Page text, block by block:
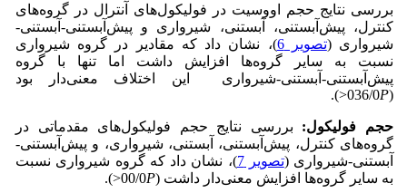
بررسی نتایج حجم اووسیت در فولیکول‌های آنترال در گروه‌های
کنترل، پیش‌آبستنی، آبستنی، شیرواری و پیش‌آبستنی-آبستنی-
شیرواری (تصویر 6 )، نشان داد که مقادیر در گروه شیرواری
نسبت به سایر گروه‌ها افزایش داشت اما تنها با گروه
پیش‌آبستنی-آبستنی-شیرواری این اختلاف معنی‌دار بود
(036/0
P
<).
حجم فولیکول: بررسی نتایج حجم فولیکول‌های مقدماتی در
گروه‌های کنترل، پیش‌آبستنی، آبستنی، شیرواری، و پیش‌آبستنی-
آبستنی-شیرواری (تصویر 7 )، نشان داد که گروه شیرواری نسبت
به سایر گروه‌ها افزایش معنی‌دار داشت (00/0P
<).